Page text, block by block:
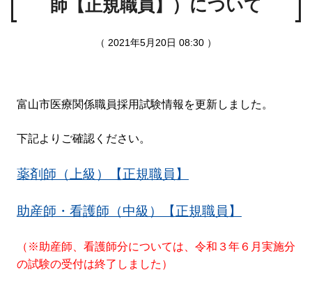
師【正規職員】）について
（ 2021年5月20日 08:30 ）
富山市医療関係職員採用試験情報を更新しました。
下記よりご確認ください。
薬剤師（上級）【正規職員】
助産師・看護師（中級）【正規職員】
（※助産師、看護師分については、令和３年６月実施分
の試験の受付は終了しました）